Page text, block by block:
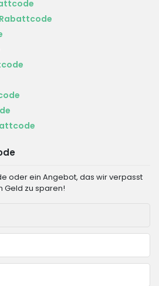
oder ein Angebot, das wir verpasst
Geld zu sparen!